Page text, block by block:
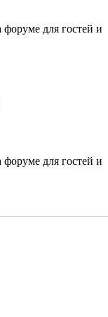
для гостей и
для гостей и